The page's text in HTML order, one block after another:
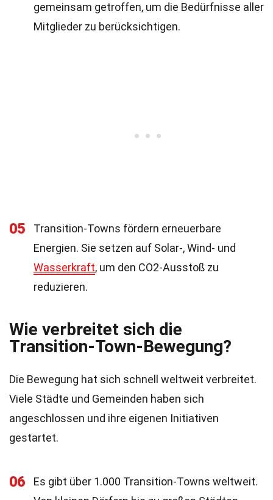
gemeinsam getroffen, um die Bedürfnisse aller
Mitglieder zu berücksichtigen.
05
Transition-Towns fördern erneuerbare
Energien. Sie setzen auf Solar-, Wind- und
Wasserkraft, um den CO2-Ausstoß zu
reduzieren.
Wie verbreitet sich die
Transition-Town-Bewegung?
Die Bewegung hat sich schnell weltweit verbreitet.
Viele Städte und Gemeinden haben sich
angeschlossen und ihre eigenen Initiativen
gestartet.
06
Es gibt über 1.000 Transition-Towns weltweit.